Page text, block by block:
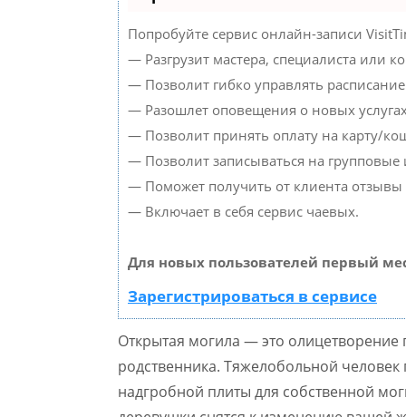
Попробуйте сервис онлайн-записи
— Разгрузит мастера, специалиста или
— Позволит гибко управлять
— Разошлет оповещения о новых
— Позволит принять оплату на карту/
— Позволит записываться на
— Поможет получить от клиента отзывы
— Включает в себя сервис чаевых.
Для новых пользователей первый
Зарегистрироваться в сервисе
Открытая могила — это олицетворение
родственника. Тяжелобольной человек
надгробной плиты для собственной